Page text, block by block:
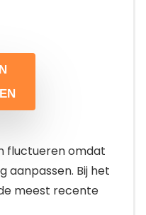
fluctueren omdat
aanpassen. Bij het
meest recente